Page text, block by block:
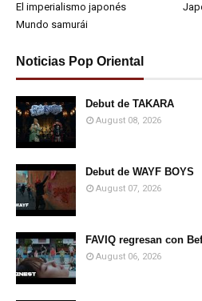
El imperialismo japonés
Mundo samurái
Noticias Pop Oriental
Debut de TAKARA
August 08, 2026
Debut de WAYF BOYS
August 07, 2026
FAVIQ regresan con
August 06, 2026